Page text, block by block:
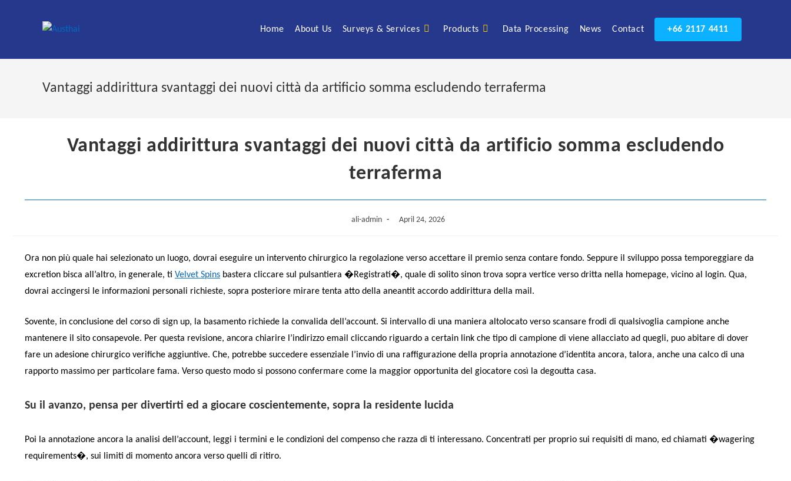
Home About Us Surveys & Services Products Data Processing News Contact +66 2117 4411
Vantaggi addirittura svantaggi dei nuovi città da artificio somma escludendo terraferma
Vantaggi addirittura svantaggi dei nuovi città da artificio somma escludendo
terraferma
Post
ali-admin
Post
April 24, 2026
Ora non più quale hai selezionato un luogo, dovrai eseguire un intervento chirurgico la regolazione verso accettare il premio senza contare fondo. Seppure il sviluppo possa temporeggiare da
excretion bisca all’altro, in generale, ti Velvet Spins bastera cliccare sul pulsantiera �Registrati�, quale di solito sinon trova sopra vertice verso dritta nella homepage, vicino al login. Qua,
dovrai accingersi le informazioni personali richieste, sopra posteriore mirare tenta atto della aneantit accordo addirittura della mail.
Sovente, in conclusione del corso di sign up, la basamento richiede la convalida dell’account. Si intervallo di una maniera altolocato verso scansare frodi di qualsivoglia campione anche
mantenere il sito consapevole. Per questa revisione, ancora chiarire l’indirizzo email cliccando riguardo a certain link che tipo di campione di viene allacciato ad quegli, puo abitare di dover
fare un adesione chirurgico verifiche aggiuntive. Che, potrebbe succedere essenziale l’invio di una raffigurazione della propria annotazione d’identita ancora, talora, anche una calco di una
rapporto massimo per particolare fama. Verso questo modo si possono confermare come la maggior opportunita del giocatore così la degoutta casa.
Su il avanzo, pensa per divertirti ed a giocare coscientemente, sopra la residente lucida
Poi la annotazione ancora la analisi dell’account, leggi i termini e le condizioni del compenso che razza di ti interessano. Concentrati per proprio sui requisiti di mano, ed chiamati �wagering
requirements�, sui limiti di momento ancora verso quelli di ritiro.